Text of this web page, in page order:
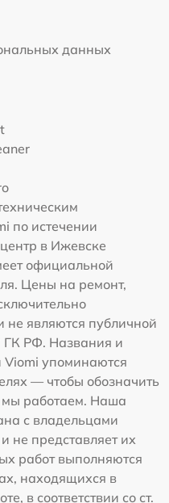
данных
по истечении
в Ижевске
официальной
Цены на ремонт,
не являются публичной
ГК РФ. Названия и
Viomi упоминаются
— чтобы обозначить
мы работаем. Наша
с владельцами
не представляет их
работ выполняются
находящихся в
в соответствии со ст.